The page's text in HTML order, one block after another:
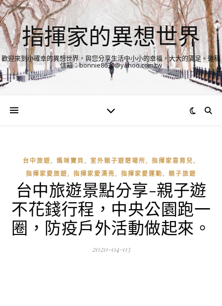
指揮家的異想世界
歡迎來到小確幸的異想世界，與您分享生活中小小的幸福，大大的滿足。邀稿
信箱：bonnie8630@yahoo.com.tw
台中旅遊, 媽咪寶貝, 室外親子遊憩場所, 指揮家喜育兒,
指揮家愛旅遊, 指揮家愛漂亮, 指揮家愛運動, 親子旅遊
台中旅遊景點分享-親子遊
不花錢行程，中央公園跑一
圈，防疫戶外活動做起來。
2020-04-03